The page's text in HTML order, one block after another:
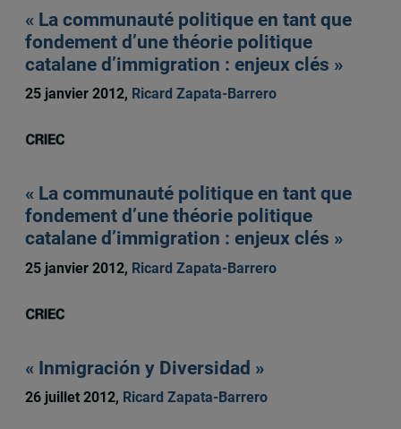
« La communauté politique en tant que
fondement d’une théorie politique
catalane d’immigration : enjeux clés »
25 janvier 2012, Ricard Zapata-Barrero
« La communauté politique en tant que
fondement d’une théorie politique
catalane d’immigration : enjeux clés »
25 janvier 2012, Ricard Zapata-Barrero
« Inmigración y Diversidad »
26 juillet 2012, Ricard Zapata-Barrero